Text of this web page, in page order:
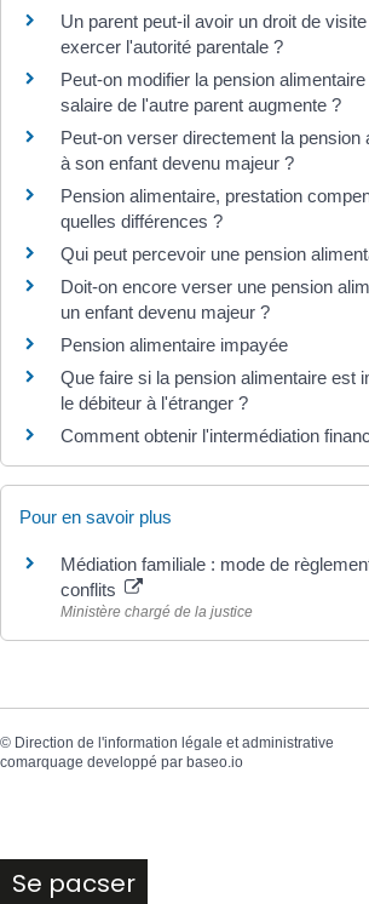
Un parent peut-il avoir un droit de
exercer l'autorité parentale ?
Peut-on modifier la pension
salaire de l'autre parent augmente ?
Peut-on verser directement la pension
à son enfant devenu majeur ?
Pension alimentaire, prestation
quelles différences ?
Qui peut percevoir une pension
Doit-on encore verser une pension
un enfant devenu majeur ?
Pension alimentaire impayée
Que faire si la pension alimentaire est
le débiteur à l'étranger ?
Comment obtenir l'intermédiation
Pour en savoir plus
Médiation familiale : mode de
conflits
Ministère chargé de la justice
© Direction de l'information légale et administrative
comarquage developpé par baseo.io
Se pacser